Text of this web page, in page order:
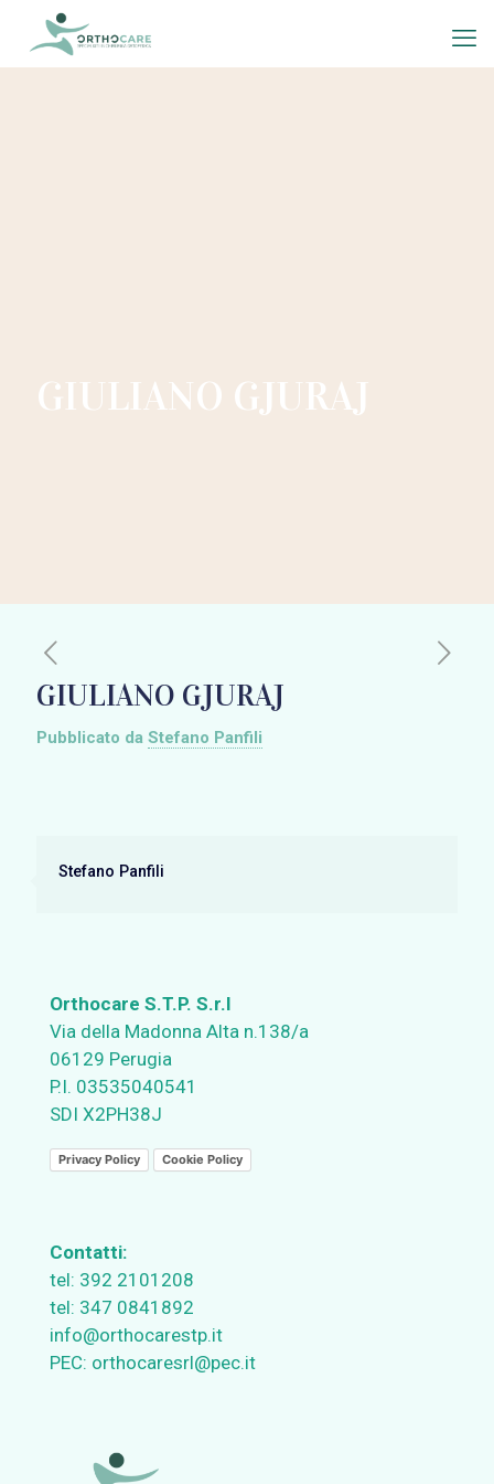
GIULIANO GJURAJ
GIULIANO GJURAJ
Pubblicato da Stefano Panfili
Stefano Panfili
Orthocare S.T.P. S.r.l
Via della Madonna Alta n.138/a
06129 Perugia
P.I. 03535040541
SDI X2PH38J
Privacy Policy Cookie Policy
Contatti:
tel: 392 2101208
tel: 347 0841892
info@orthocarestp.it
PEC: orthocaresrl@pec.it